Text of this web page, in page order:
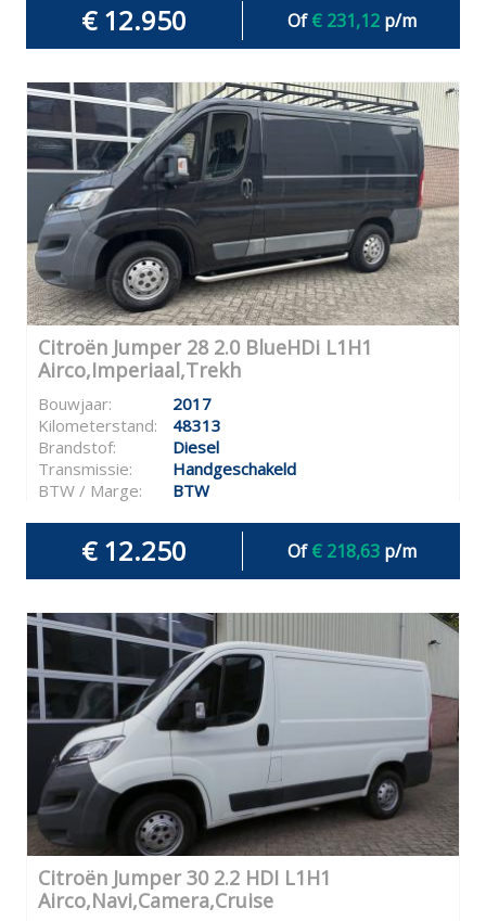
€ 12.950 Of€ 231,12p/m
Citroën Jumper 28 2.0 BlueHDi L1H1
Airco,Imperiaal,Trekh
Bouwjaar:
2017
Kilometerstand:
48313
Brandstof:
Diesel
Transmissie:
Handgeschakeld
BTW / Marge:
BTW
€ 12.250 Of€ 218,63p/m
Citroën Jumper 30 2.2 HDI L1H1
Airco,Navi,Camera,Cruise